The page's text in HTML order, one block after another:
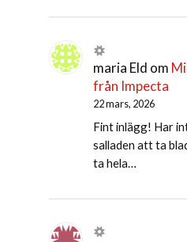
maria Eld om
från Impecta
22 mars, 2026
Fint inlägg! Har
salladen att ta
ta hela…